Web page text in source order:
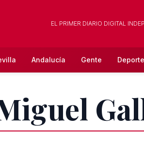
EL PRIMER DIARIO DIGITAL
Andalucía Gente